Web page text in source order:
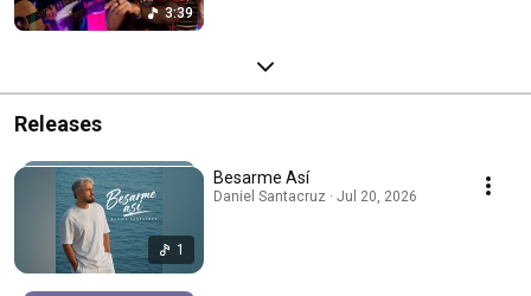
3:39
Releases
1
Besarme Así
Daniel Santacruz · Jul 20, 2026